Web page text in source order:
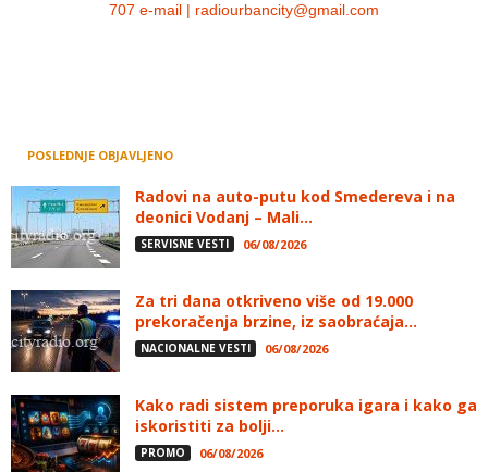
707 e-mail | radiourbancity@gmail.com
POSLEDNJE OBJAVLJENO
Radovi na auto-putu kod Smedereva i na
deonici Vodanj – Mali...
SERVISNE VESTI 06/08/2026
Za tri dana otkriveno više od 19.000
prekoračenja brzine, iz saobraćaja...
NACIONALNE VESTI 06/08/2026
Kako radi sistem preporuka igara i kako ga
iskoristiti za bolji...
PROMO 06/08/2026